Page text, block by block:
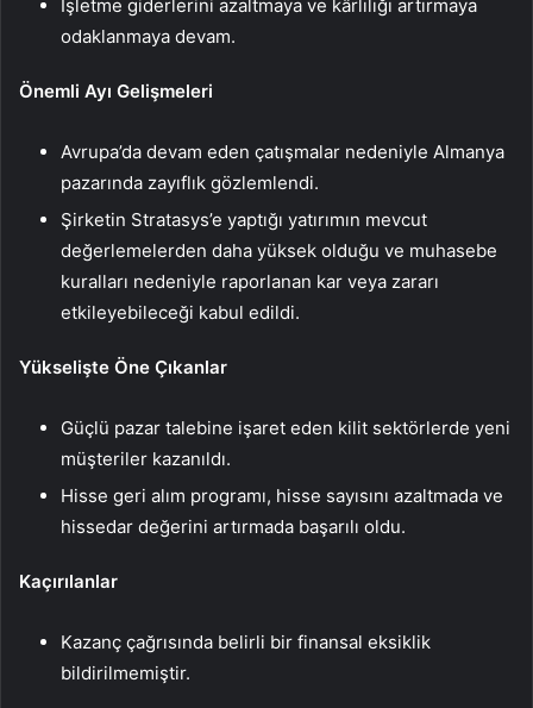
İşletme giderlerini azaltmaya ve kârlılığı artırmaya
odaklanmaya devam.
Önemli Ayı Gelişmeleri
Avrupa’da devam eden çatışmalar nedeniyle Almanya
pazarında zayıflık gözlemlendi.
Şirketin Stratasys’e yaptığı yatırımın mevcut
değerlemelerden daha yüksek olduğu ve muhasebe
kuralları nedeniyle raporlanan kar veya zararı
etkileyebileceği kabul edildi.
Yükselişte Öne Çıkanlar
Güçlü pazar talebine işaret eden kilit sektörlerde yeni
müşteriler kazanıldı.
Hisse geri alım programı, hisse sayısını azaltmada ve
hissedar değerini artırmada başarılı oldu.
Kaçırılanlar
Kazanç çağrısında belirli bir finansal eksiklik
bildirilmemiştir.